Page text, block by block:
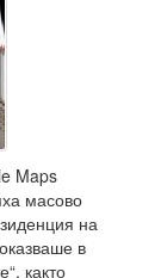
Maps
масово
на
в
както